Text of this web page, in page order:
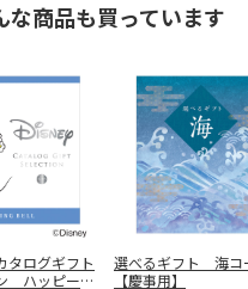
な商品も買っています
タログギフト
ン ハッピー
選べるギフト 海コ
【慶事用】